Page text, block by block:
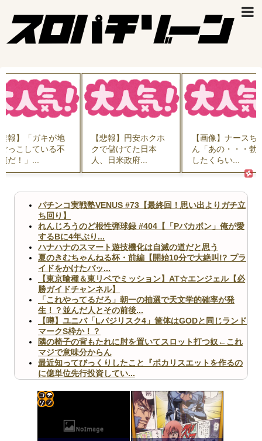
報】「ガキが地
っこしている不
だ！」...
【悲報】円安ホクホ
クで儲けてた日本
人、日米政府...
【画像】ナースち
ん「あの・・・勃
したくらい...
パチンコ実戦塾VENUS #73【最終回！思い出よりガチ立
ち回り】
れんじろうのど根性弾球録 #404【「Pバカボン」俺が愛
するBに4年ぶり...
ハナハナのスマート遊技機化は自滅の道だと思う
夏のきむちゃんねる杯・前編【開始10分で大絶叫!? プラ
イドをかけたバッ...
【東京喰種＆東リベでミッション】AT☆エンジェル【必
勝ガイドチャンネル】
「これやってるだろ」朝一の抽選で天文学的確率が発
生！？並んだ人とその前後...
【噂】ユニバ「Lバジリスク4」筐体はGODと同じランド
マークS枠か！？
隣の椅子の背もたれに肘を置いてスロット打つ奴←これ
マジで意味分からん
最近知ってびっくりしたこと『ポカリスエットを作るの
に億単位先行投資してい...
ますｗ」←これどうす...
【閲覧注意】俺が近くにいると機械が壊れるんだけどさ
【画像】ペプシコーラ社、「こういうのでいいんだよ」
な新商品を発売